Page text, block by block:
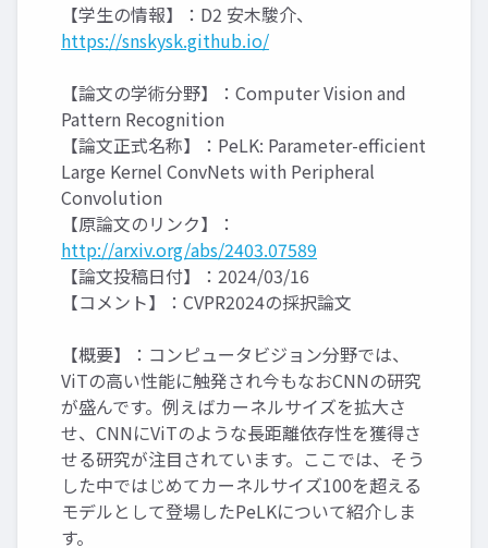
【学生の情報】：D2 安木駿介、
https://snskysk.github.io/
【論文の学術分野】：Computer Vision and
Pattern Recognition
【論文正式名称】：PeLK: Parameter-efficient
Large Kernel ConvNets with Peripheral
Convolution
【原論文のリンク】：
http://arxiv.org/abs/2403.07589
【論文投稿日付】：2024/03/16
【コメント】：CVPR2024の採択論文
【概要】：コンピュータビジョン分野では、
ViTの高い性能に触発され今もなおCNNの研究
が盛んです。例えばカーネルサイズを拡大さ
せ、CNNにViTのような長距離依存性を獲得さ
せる研究が注目されています。ここでは、そう
した中ではじめてカーネルサイズ100を超える
モデルとして登場したPeLKについて紹介しま
す。